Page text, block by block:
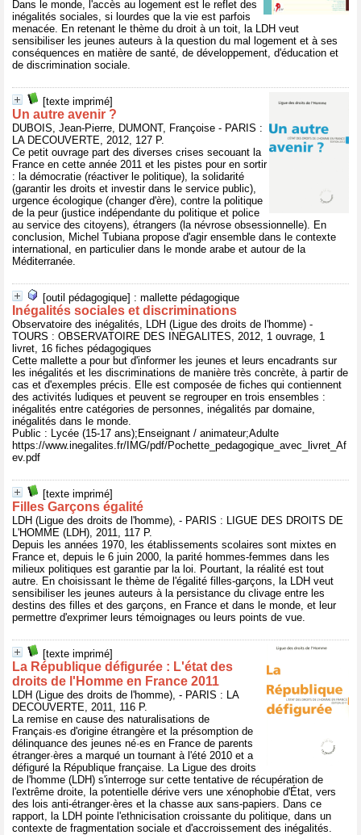
Dans le monde, l'accès au logement est le reflet des
inégalités sociales, si lourdes que la vie est parfois
menacée. En retenant le thème du droit à un toit, la LDH veut
sensibiliser les jeunes auteurs à la question du mal logement et à ses
conséquences en matière de santé, de développement, d'éducation et
de discrimination sociale.
[texte imprimé]
Un autre avenir ?
DUBOIS, Jean-Pierre, DUMONT, Françoise - PARIS :
LA DECOUVERTE, 2012, 127 P.
Ce petit ouvrage part des diverses crises secouant la
France en cette année 2011 et les pistes pour en sortir
: la démocratie (réactiver le politique), la solidarité
(garantir les droits et investir dans le service public),
urgence écologique (changer d'ère), contre la politique
de la peur (justice indépendante du politique et police
au service des citoyens), étrangers (la névrose obsessionnelle). En
conclusion, Michel Tubiana propose d'agir ensemble dans le contexte
international, en particulier dans le monde arabe et autour de la
Méditerranée.
[outil pédagogique] : mallette pédagogique
Inégalités sociales et discriminations
Observatoire des inégalités, LDH (Ligue des droits de l'homme) -
TOURS : OBSERVATOIRE DES INEGALITES, 2012, 1 ouvrage, 1
livret, 16 fiches pédagogiques
Cette mallette a pour but d'informer les jeunes et leurs encadrants sur
les inégalités et les discriminations de manière très concrète, à partir de
cas et d'exemples précis. Elle est composée de fiches qui contiennent
des activités ludiques et peuvent se regrouper en trois ensembles :
inégalités entre catégories de personnes, inégalités par domaine,
inégalités dans le monde.
Public : Lycée (15-17 ans);Enseignant / animateur;Adulte
https://www.inegalites.fr/IMG/pdf/Pochette_pedagogique_avec_livret_Af
ev.pdf
[texte imprimé]
Filles Garçons égalité
LDH (Ligue des droits de l'homme), - PARIS : LIGUE DES DROITS DE
L'HOMME (LDH), 2011, 117 P.
Depuis les années 1970, les établissements scolaires sont mixtes en
France et, depuis le 6 juin 2000, la parité hommes-femmes dans les
milieux politiques est garantie par la loi. Pourtant, la réalité est tout
autre. En choisissant le thème de l'égalité filles-garçons, la LDH veut
sensibiliser les jeunes auteurs à la persistance du clivage entre les
destins des filles et des garçons, en France et dans le monde, et leur
permettre d'exprimer leurs témoignages ou leurs points de vue.
[texte imprimé]
La République défigurée : L'état des
droits de l'Homme en France 2011
LDH (Ligue des droits de l'homme), - PARIS : LA
DECOUVERTE, 2011, 116 P.
La remise en cause des naturalisations de
Français·es d'origine étrangère et la présomption de
délinquance des jeunes né·es en France de parents
étranger·ères a marqué un tournant à l'été 2010 et a
défiguré la République française. La Ligue des droits
de l'homme (LDH) s'interroge sur cette tentative de récupération de
l'extrême droite, la potentielle dérive vers une xénophobie d'État, vers
des lois anti-étranger·ères et la chasse aux sans-papiers. Dans ce
rapport, la LDH pointe l'ethnicisation croissante du politique, dans un
contexte de fragmentation sociale et d'accroissement des inégalités.